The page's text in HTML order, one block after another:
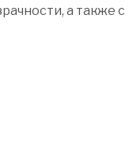
а также с